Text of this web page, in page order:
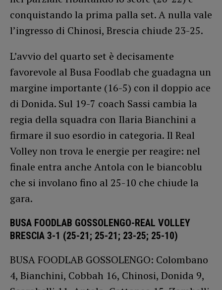
conquistando la prima palla set. A nulla vale
l’ingresso di Chinosi, Brescia chiude 23-25.
L’avvio del quarto set è decisamente
favorevole al Busa Foodlab che guadagna un
margine importante (16-5) con il doppio ace
di Donida. Sul 19-7 coach Sassi cambia la
regia della squadra con Ilaria Bianchini a
firmare il suo esordio in categoria. Il Real
Volley non trova le energie per reagire: nel
finale entra anche Antola con le biancoblu
che si involano fino al 25-10 che chiude la
gara.
BUSA FOODLAB GOSSOLENGO-REAL VOLLEY
BRESCIA 3-1 (25-21; 25-21; 23-25; 25-10)
BUSA FOODLAB GOSSOLENGO: Colombano
4, Bianchini, Cobbah 16, Chinosi, Donida 9,